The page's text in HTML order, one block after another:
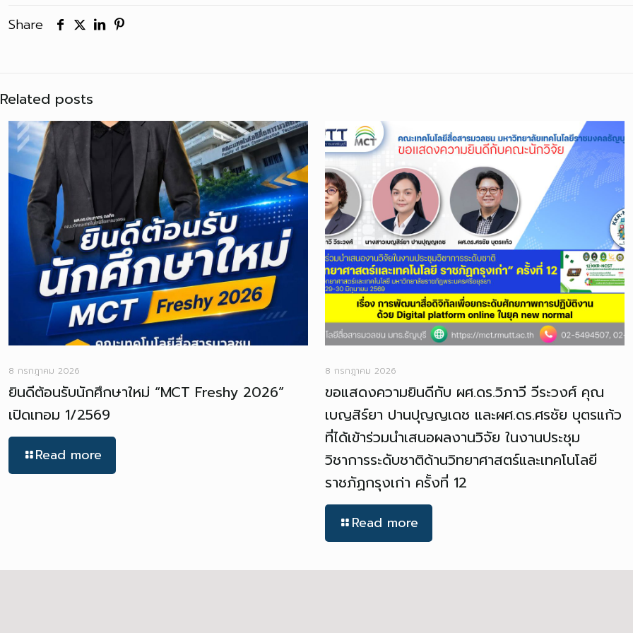
Share
Related posts
8 กรกฎาคม 2026
ยินดีต้อนรับนักศึกษาใหม่ “MCT Freshy 2026”
เปิดเทอม 1/2569
Read more
8 กรกฎาคม 2026
ขอแสดงความยินดีกับ ผศ.ดร.วิภาวี วีระวงศ์ คุณ
เบญสิร์ยา ปานปุญญเดช และผศ.ดร.ศรชัย บุตรแก้ว
ที่ได้เข้าร่วมนำเสนอผลงานวิจัย ในงานประชุม
วิชาการระดับชาติด้านวิทยาศาสตร์และเทคโนโลยี
ราชภัฏกรุงเก่า ครั้งที่ 12
Read more